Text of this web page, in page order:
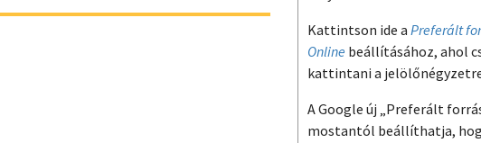
Kattintson ide a Preferált
Online beállításához, ahol
kattintani a
A Google új „Preferált
mostantól beállíthatja,